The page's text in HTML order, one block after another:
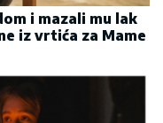
i mazali mu lak
iz vrtića za Mame